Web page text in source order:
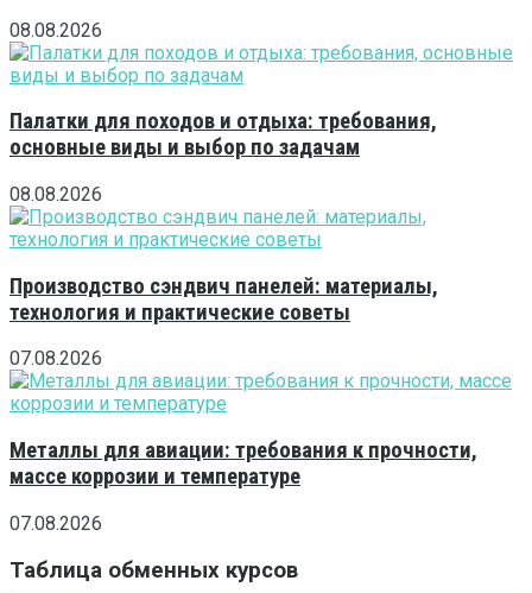
08.08.2026
Палатки для походов и отдыха: требования,
основные виды и выбор по задачам
08.08.2026
Производство сэндвич панелей: материалы,
технология и практические советы
07.08.2026
Металлы для авиации: требования к прочности,
массе коррозии и температуре
07.08.2026
Таблица обменных курсов